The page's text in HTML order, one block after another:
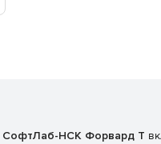
СофтЛаб-НСК Форвард Т